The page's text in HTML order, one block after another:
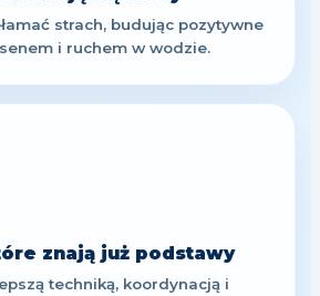
strach, budując pozytywne
i ruchem w wodzie.
znają już podstawy
techniką, koordynacją i